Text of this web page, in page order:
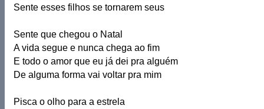
Sente esses filhos se tornarem seus
Sente que chegou o Natal
A vida segue e nunca chega ao fim
E todo o amor que eu já dei pra alguém
De alguma forma vai voltar pra mim
Pisca o olho para a estrela